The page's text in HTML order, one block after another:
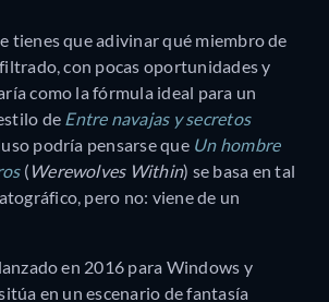
tienes que adivinar qué miembro de
con pocas oportunidades y
como la fórmula ideal para un
de Entre navajas y secretos
podría pensarse que Un hombre
( Werewolves Within) se basa en tal
pero no: viene de un
en 2016 para Windows y
en un escenario de fantasía